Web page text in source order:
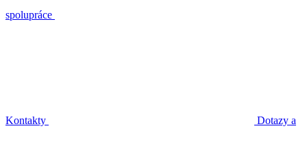
spolupráce
Kontakty Dotazy a